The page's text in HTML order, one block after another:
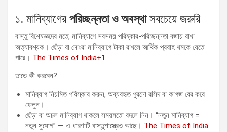
১. মানিব্যাগের পরিচ্ছন্নতা ও অবস্থাসবচেয়ে জরুরি
বাস্তু বিশেষজ্ঞদের মতে, মানিব্যাগে সবসময় পরিষ্কার-পরিচ্ছন্নতা বজায় রাখা
অত্যাবশ্যক। ছেঁড়া বা নোংরা মানিব্যাগে টাকা রাখলে আর্থিক প্রবাহ থমকে যেতে
পারে। The Times of India+1
তাতে কী করবেন?
মানিব্যাগ নিয়মিত পরিস্কার করুন, অব্যবহৃত পুরনো রসিদ বা কাগজ বের করে
ফেলুন।
ছেঁড়া বা অচল মানিব্যাগ থাকলে সময়মতো বদলে নিন। “নতুন মানিব্যাগ =
নতুন সুযোগ” — এ ধারণাটি বাস্তুশাস্ত্রেও আছে। The Times of India